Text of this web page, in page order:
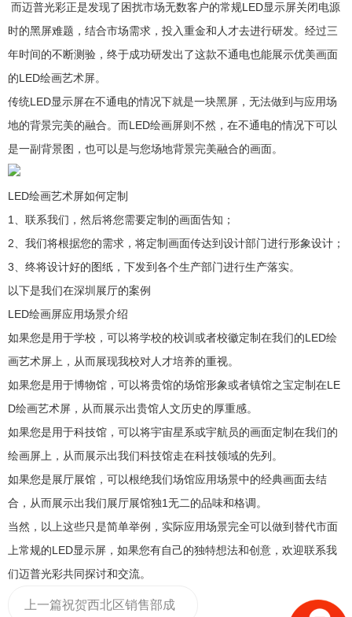
而迈普光彩正是发现了困扰市场无数客户的常规LED显示屏关闭电源
时的黑屏难题，结合市场需求，投入重金和人才去进行研发。经过三
年时间的不断测验，终于成功研发出了这款不通电也能展示优美画面
的LED绘画艺术屏。
传统LED显示屏在不通电的情况下就是一块黑屏，无法做到与应用场
地的背景完美的融合。而LED绘画屏则不然，在不通电的情况下可以
是一副背景图，也可以是与您场地背景完美融合的画面。
LED绘画艺术屏如何定制
1、联系我们，然后将您需要定制的画面告知；
2、我们将根据您的需求，将定制画面传达到设计部门进行形象设计；
3、终将设计好的图纸，下发到各个生产部门进行生产落实。
以下是我们在深圳展厅的案例
LED绘画屏应用场景介绍
如果您是用于学校，可以将学校的校训或者校徽定制在我们的LED绘
画艺术屏上，从而展现我校对人才培养的重视。
如果您是用于博物馆，可以将贵馆的场馆形象或者镇馆之宝定制在LE
D绘画艺术屏，从而展示出贵馆人文历史的厚重感。
如果您是用于科技馆，可以将宇宙星系或宇航员的画面定制在我们的
绘画屏上，从而展示出我们科技馆走在科技领域的先列。
如果您是展厅展馆，可以根绝我们场馆应用场景中的经典画面去结
合，从而展示出我们展厅展馆独1无二的品味和格调。
当然，以上这些只是简单举例，实际应用场景完全可以做到替代市面
上常规的LED显示屏，如果您有自己的独特想法和创意，欢迎联系我
们迈普光彩共同探讨和交流。
上一篇祝贺西北区销售部成